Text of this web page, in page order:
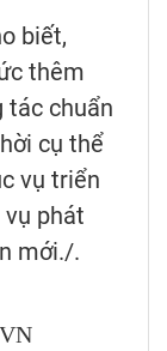
biết,
thêm
tác chuẩn
cụ thể
vụ triển
phát
mới./.